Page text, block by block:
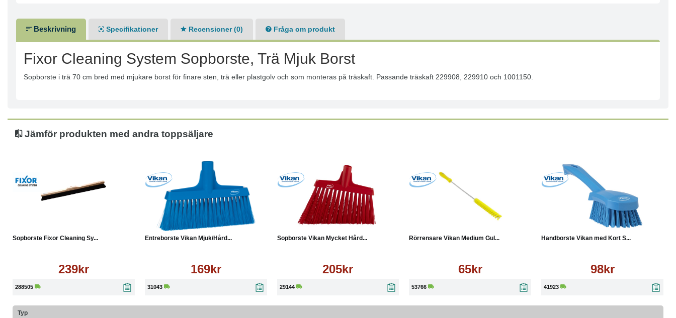
Beskrivning Specifikationer Recensioner (0) Fråga om produkt
Fixor Cleaning System Sopborste, Trä Mjuk Borst
Sopborste i trä 70 cm bred med mjukare borst för finare sten, trä eller plastgolv och som monteras på träskaft. Passande träskaft 229908, 229910 och 1001150.
Jämför produkten med andra toppsäljare
Sopborste Fixor Cleaning Sy...
239kr
288505
Entreborste Vikan Mjuk/Hård...
169kr
31043
Köp Läs mer
Sopborste Vikan Mycket Hård...
205kr
29144
Köp Läs mer
Rörrensare Vikan Medium Gul...
65kr
53766
Läs mer
Handborste Vikan med Kort S...
98kr
41923
Läs mer
Typ